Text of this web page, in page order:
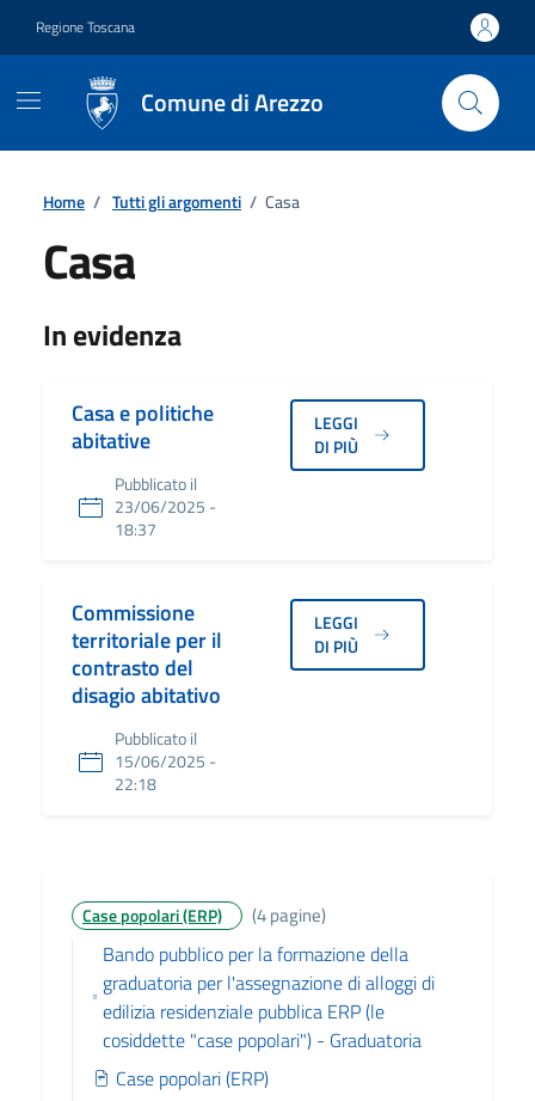
Regione Toscana
Comune di Arezzo
Home / Tutti gli argomenti / Casa
Casa
Dettagli
In evidenza
Casa e politiche
abitative
Pubblicato il
23/06/2025 -
18:37
LEGGI
DI PIÙ
Commissione
territoriale per il
contrasto del
disagio abitativo
Pubblicato il
15/06/2025 -
22:18
LEGGI
DI PIÙ
Case popolari (ERP) (4 pagine)
Bando pubblico per la formazione della
graduatoria per l'assegnazione di alloggi di
edilizia residenziale pubblica ERP (le
cosiddette "case popolari") - Graduatoria
Case popolari (ERP)